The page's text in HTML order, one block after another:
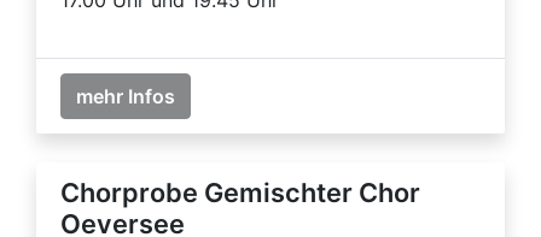
mehr Infos
Chorprobe Gemischter Chor
Oeversee